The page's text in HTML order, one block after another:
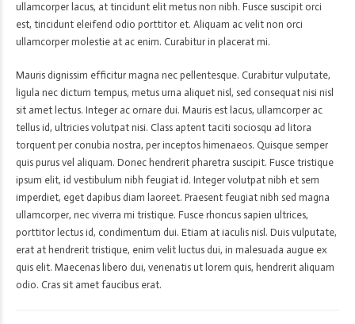
ullamcorper lacus, at tincidunt elit metus non nibh. Fusce suscipit orci
est, tincidunt eleifend odio porttitor et. Aliquam ac velit non orci
ullamcorper molestie at ac enim. Curabitur in placerat mi.
Mauris dignissim efficitur magna nec pellentesque. Curabitur vulputate,
ligula nec dictum tempus, metus urna aliquet nisl, sed consequat nisi nisl
sit amet lectus. Integer ac ornare dui. Mauris est lacus, ullamcorper ac
tellus id, ultricies volutpat nisi. Class aptent taciti sociosqu ad litora
torquent per conubia nostra, per inceptos himenaeos. Quisque semper
quis purus vel aliquam. Donec hendrerit pharetra suscipit. Fusce tristique
ipsum elit, id vestibulum nibh feugiat id. Integer volutpat nibh et sem
imperdiet, eget dapibus diam laoreet. Praesent feugiat nibh sed magna
ullamcorper, nec viverra mi tristique. Fusce rhoncus sapien ultrices,
porttitor lectus id, condimentum dui. Etiam at iaculis nisl. Duis vulputate,
erat at hendrerit tristique, enim velit luctus dui, in malesuada augue ex
quis elit. Maecenas libero dui, venenatis ut lorem quis, hendrerit aliquam
odio. Cras sit amet faucibus erat.